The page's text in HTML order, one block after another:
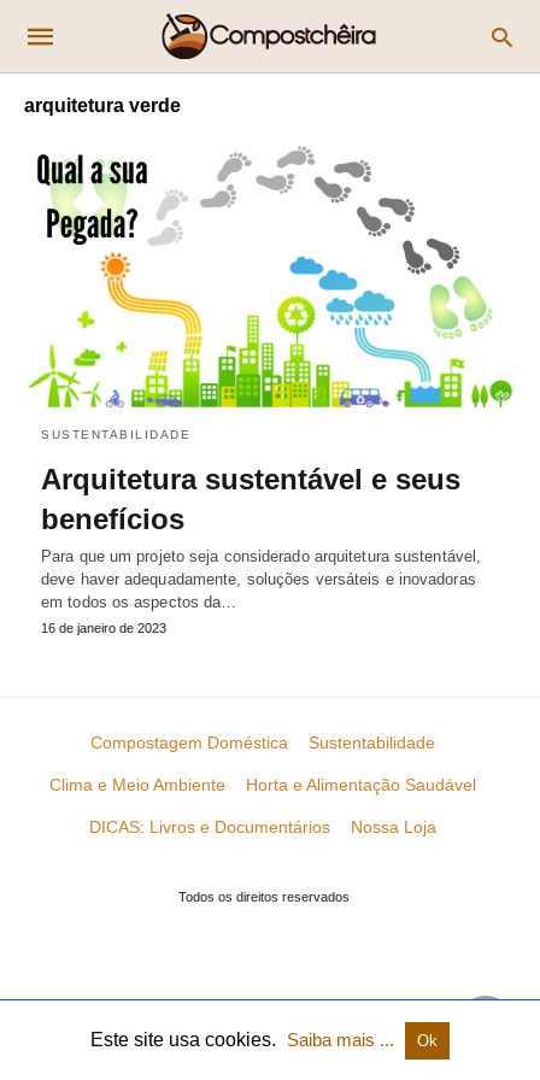
arquitetura verde
SUSTENTABILIDADE
Arquitetura sustentável e seus
benefícios
Para que um projeto seja considerado arquitetura sustentável,
deve haver adequadamente, soluções versáteis e inovadoras
em todos os aspectos da…
16 de janeiro de 2023
Compostagem Doméstica Sustentabilidade
Clima e Meio Ambiente Horta e Alimentação Saudável
DICAS: Livros e Documentários Nossa Loja
Todos os direitos reservados
Este site usa cookies. Saiba mais ... Ok